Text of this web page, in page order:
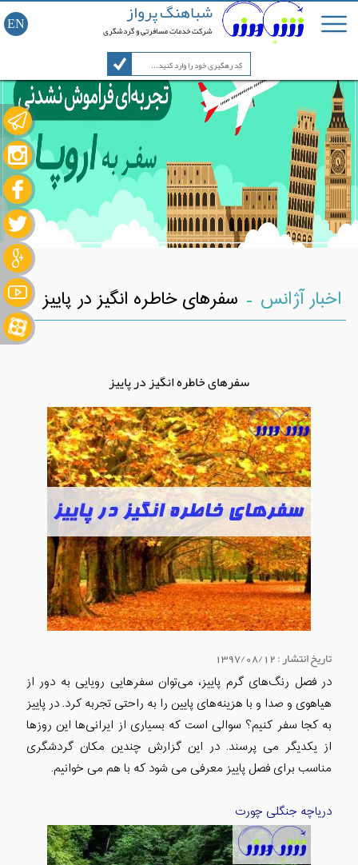
EN شباهنگ پرواز
شرکت خدمات مسافرتی و گردشگری
اخبار آژانس - سفرهای خاطره انگیز در پاییز
سفرهای خاطره انگیز در پاییز
تاریخ انتشار : 1397/08/12
در فصل رنگ‌های گرم پاییز، می‌توان سفرهایی رویایی به دور از
هیاهوی و صدا و با هزینه‌های پایین را به راحتی تجربه کرد. در پاییز
به کجا سفر کنیم؟ سوالی است که بسیاری از ایرانی‌ها این روزها
از یکدیگر می پرسند. در این گزارش چندین مکان گردشگری
مناسب برای فصل پاییز معرفی می شود که با هم می خوانیم.
دریاچه جنگلی چورت